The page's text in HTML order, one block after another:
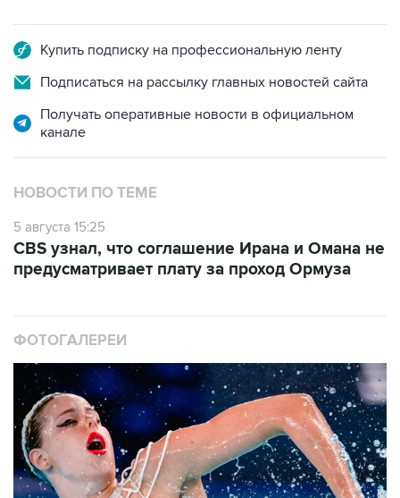
Купить подписку на профессиональную ленту
Подписаться на рассылку главных новостей сайта
Получать оперативные новости в официальном
канале
НОВОСТИ ПО ТЕМЕ
5 августа 15:25
CBS узнал, что соглашение Ирана и Омана не
предусматривает плату за проход Ормуза
ФОТОГАЛЕРЕИ